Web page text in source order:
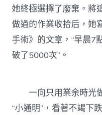
她終極選擇了廢棄。將
做過的作業收拾后，她
手術》的文章，“早晨7
破了5000次”。
一向只用業余時光
“小通明”，看著不竭下